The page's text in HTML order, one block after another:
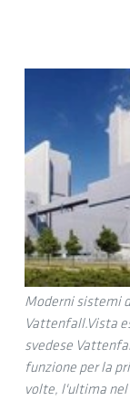
Moderni sistemi
Vattenfall.Vista
svedese
funzione per la
volte, l'ultima nel